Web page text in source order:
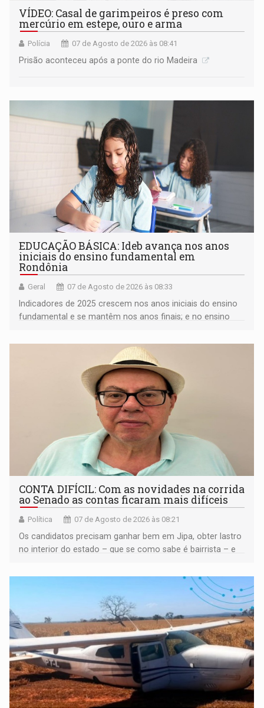
VÍDEO: Casal de garimpeiros é preso com
mercúrio em estepe, ouro e arma
Polícia 07 de Agosto de 2026 às 08:41
Prisão aconteceu após a ponte do rio Madeira
EDUCAÇÃO BÁSICA: Ideb avança nos anos
iniciais do ensino fundamental em
Rondônia
Geral 07 de Agosto de 2026 às 08:33
Indicadores de 2025 crescem nos anos iniciais do ensino
fundamental e se mantêm nos anos finais; e no ensino
CONTA DIFÍCIL: Com as novidades na corrida
ao Senado as contas ficaram mais difíceis
Política 07 de Agosto de 2026 às 08:21
Os candidatos precisam ganhar bem em Jipa, obter lastro
no interior do estado – que se como sabe é bairrista – e
garantir